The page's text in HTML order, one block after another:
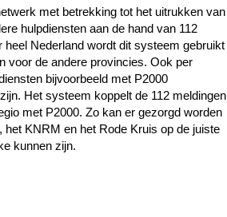
met betrekking tot het uitrukken van
hulpdiensten aan de hand van 112
heel Nederland wordt dit systeem gebruikt
voor de andere provincies. Ook per
bijvoorbeeld met P2000
Het systeem koppelt de 112 meldingen
met P2000. Zo kan er gezorgd worden
het KNRM en het Rode Kruis op de juiste
kunnen zijn.